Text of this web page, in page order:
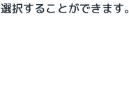
選択することができます。